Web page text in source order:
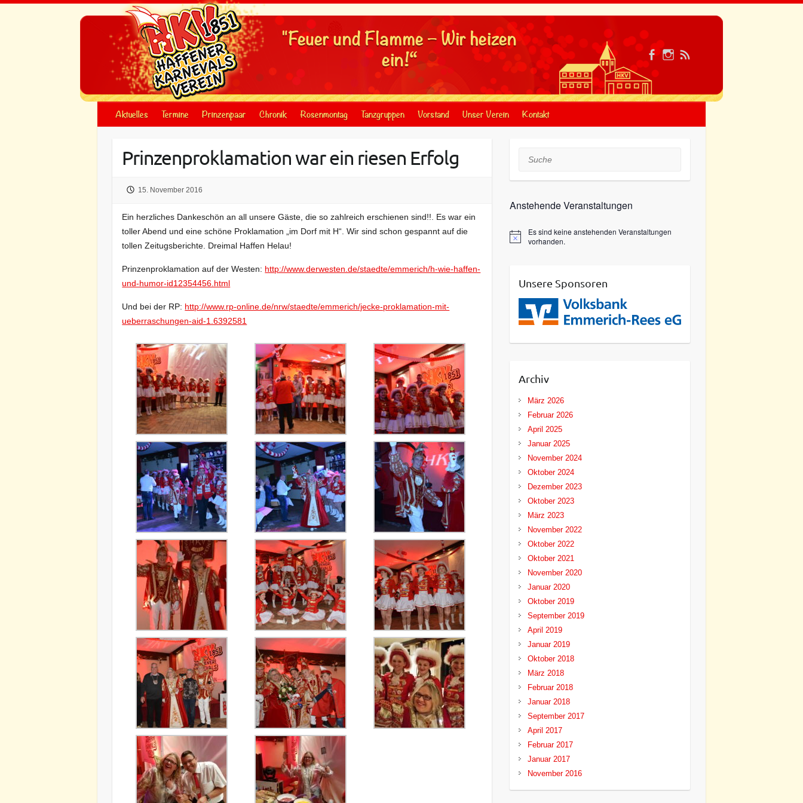
"Feuer und Flamme – Wir heizen
ein!“
Aktuelles Termine Prinzenpaar Chronik Rosenmontag Tanzgruppen Vorstand Unser Verein Kontakt
Prinzenproklamation war ein riesen Erfolg
15. November 2016
Ein herzliches Dankeschön an all unsere Gäste, die so zahlreich erschienen sind!!. Es war ein
toller Abend und eine schöne Proklamation „im Dorf mit H“. Wir sind schon gespannt auf die
tollen Zeitugsberichte. Dreimal Haffen Helau!
Prinzenproklamation auf der Westen: http://www.derwesten.de/staedte/emmerich/h-wie-haffen-
und-humor-id12354456.html
Und bei der RP: http://www.rp-online.de/nrw/staedte/emmerich/jecke-proklamation-mit-
ueberraschungen-aid-1.6392581
Suche
Anstehende Veranstaltungen
Es sind keine anstehenden Veranstaltungen
vorhanden.
Unsere Sponsoren
Archiv
März 2026
Februar 2026
April 2025
Januar 2025
November 2024
Oktober 2024
Dezember 2023
Oktober 2023
März 2023
November 2022
Oktober 2022
Oktober 2021
November 2020
Januar 2020
Oktober 2019
September 2019
April 2019
Januar 2019
Oktober 2018
März 2018
Februar 2018
Januar 2018
September 2017
April 2017
Februar 2017
Januar 2017
November 2016